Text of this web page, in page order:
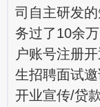
司自主研发
务过了10余
户账号注册
生招聘面试
开业宣传/贷